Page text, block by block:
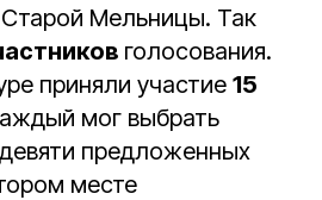
Мельницы. Так
голосования.
приняли участие 15
мог выбрать
предложенных
месте